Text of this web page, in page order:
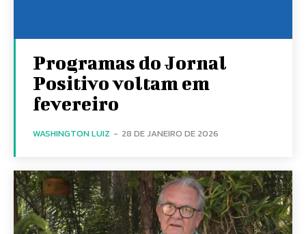
Programas do Jornal
Positivo voltam em
fevereiro
WASHINGTON LUIZ - 28 DE JANEIRO DE 2026